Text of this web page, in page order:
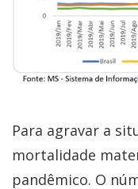
Para agravar a
mortalidade
pandêmico. O